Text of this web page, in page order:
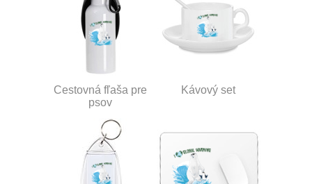
Cestovná fľaša pre
psov
Kávový set